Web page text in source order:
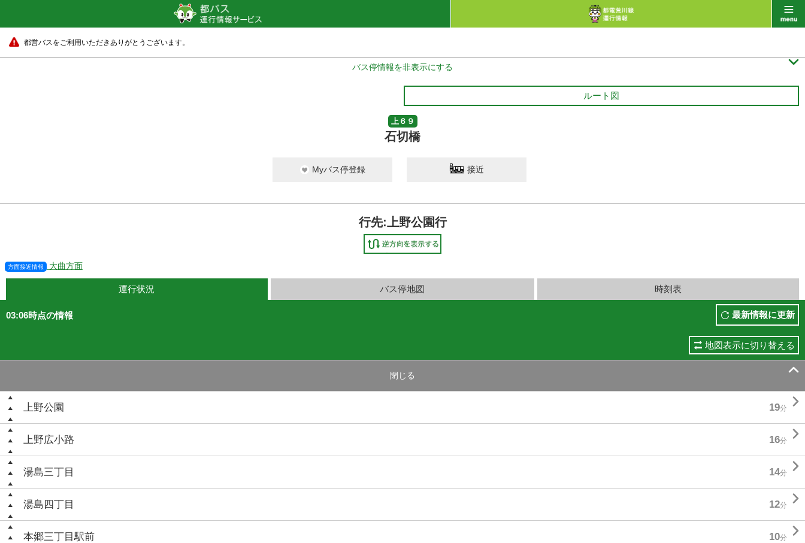
都営バスをご利用いただきありがとうございます。
バス停情報を非表示にする 
ルート図
上６９
石切橋
Myバス停登録 接近
行先:上野公園行
方面接近情報 大曲方面
運行状況 バス停地図 時刻表
03:06時点の情報 最新情報に更新
地図表示に切り替える
閉じる 
上野公園 19分 
上野広小路 16分 
湯島三丁目 14分 
湯島四丁目 12分 
本郷三丁目駅前 10分 